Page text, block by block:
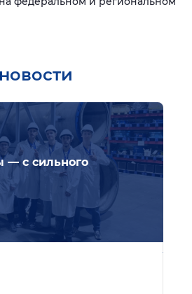
— с сильного